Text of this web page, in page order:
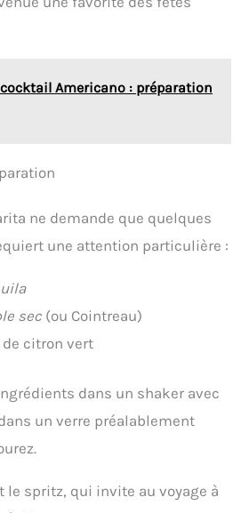
Americano : préparation
ne demande que quelques
une attention particulière :
sec (ou Cointreau)
citron vert
dans un shaker avec
un verre préalablement
le spritz, qui invite au voyage à